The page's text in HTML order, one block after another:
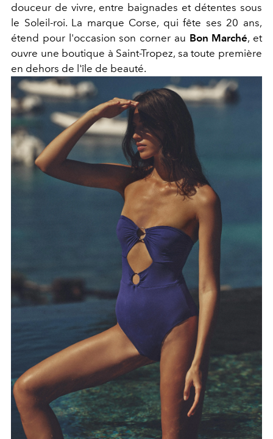
douceur de vivre, entre baignades et détentes sous
le Soleil-roi. L a marque Corse, qui fête ses 20 ans,
étend pour l'occasion son corner au Bon Marché, et
ouvre une boutique à Saint-Tropez, sa toute première
en dehors de l'île de beauté.